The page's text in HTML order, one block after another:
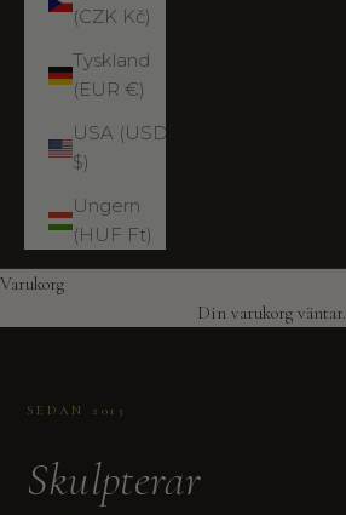
(CZK Kč)
Tyskland
(EUR €)
USA (USD
$)
Ungern
(HUF Ft)
Varukorg
Din varukorg väntar.
SEDAN 2013
Skulpterar